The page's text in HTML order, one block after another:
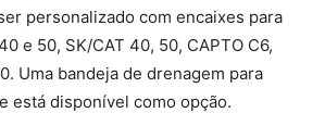
personalizado com encaixes para
e 50, SK/CAT 40, 50, CAPTO C6,
Uma bandeja de drenagem para
está disponível como opção.